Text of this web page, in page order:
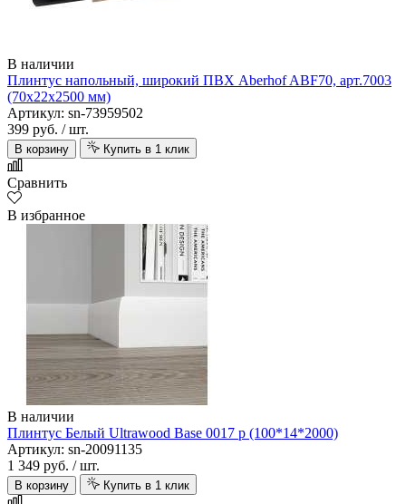
В наличии
Плинтус напольный, широкий ПВХ Aberhof ABF70, арт.7003
(70х22х2500 мм)
Артикул: sn-73959502
399 руб. / шт.
В корзину Купить в 1 клик
Сравнить
В избранное
В наличии
Плинтус Белый Ultrawood Base 0017 p (100*14*2000)
Артикул: sn-20091135
1 349 руб. / шт.
В корзину Купить в 1 клик